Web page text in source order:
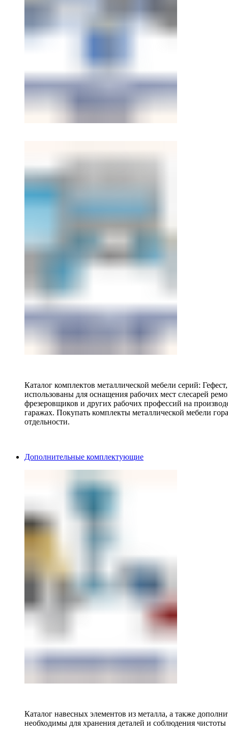
Каталог комплектов металлической мебели серий:
использованы для оснащения рабочих мест слесарей
фрезеровщиков и других рабочих профессий на
гаражах. Покупать комплекты металлической мебели
отдельности.
Дополнительные комплектующие
Каталог навесных элементов из металла, а также
необходимы для хранения деталей и соблюдения чистоты